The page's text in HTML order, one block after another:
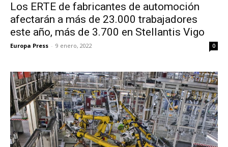
Los ERTE de fabricantes de automoción
afectarán a más de 23.000 trabajadores
este año, más de 3.700 en Stellantis Vigo
Europa Press - 9 enero, 2022 0